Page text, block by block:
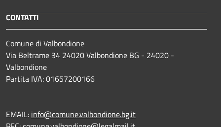
CONTATTI
Comune di Valbondione
Via Beltrame 34 24020 Valbondione BG - 24020 -
Valbondione
Partita IVA: 01657200166
EMAIL: info@comune.valbondione.bg.it